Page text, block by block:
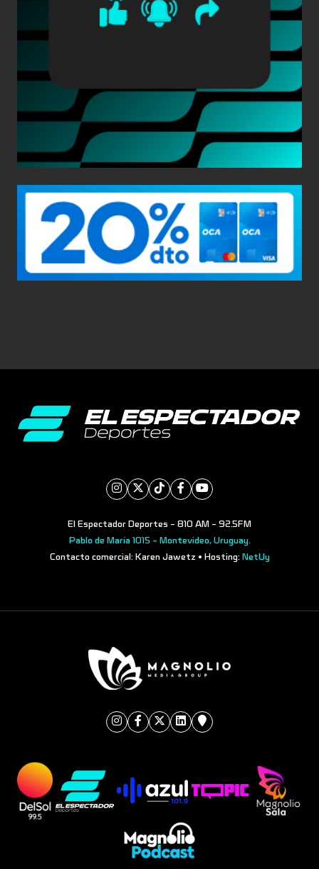
El Espectador Deportes - 810 AM - 92.5FM
Pablo de María 1015 - Montevideo, Uruguay.
Contacto comercial: Karen Jawetz • Hosting: NetUy